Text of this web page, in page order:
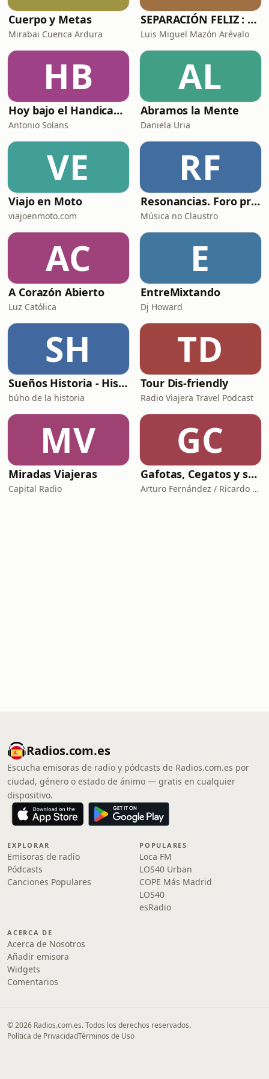
Cuerpo y Metas
Mirabai Cuenca Ardura
SEPARACIÓN FELIZ : Psicología, Dolor y Renacimiento
Luis Miguel Mazón Arévalo
HB
Hoy bajo el Handicap | Podcast de Golf
Antonio Solans
AL
Abramos la Mente
Daniela Uria
VE
Viajo en Moto
viajoenmoto.com
RF
Resonancias. Foro profesional de instrumentos musicais
Música no Claustro
AC
A Corazón Abierto
Luz Católica
E
EntreMixtando
Dj Howard
SH
Sueños Historia - Histórico Podcast de historia relajada para dormir
búho de la historia
TD
Tour Dis-friendly
Radio Viajera Travel Podcast
MV
Miradas Viajeras
Capital Radio
GC
Gafotas, Cegatos y sus Aparatos - Podcast
Arturo Fernández / Ricardo Abad
Radios.com.es
Escucha emisoras de radio y pódcasts de Radios.com.es por
ciudad, género o estado de ánimo — gratis en cualquier
dispositivo.
EXPLORAR
Emisoras de radio
Pódcasts
Canciones Populares
POPULARES
Loca FM
LOS40 Urban
COPE Más Madrid
LOS40
esRadio
ACERCA DE
Acerca de Nosotros
Añadir emisora
Widgets
Comentarios
© 2026 Radios.com.es. Todos los derechos reservados.
Política de PrivacidadTérminos de Uso